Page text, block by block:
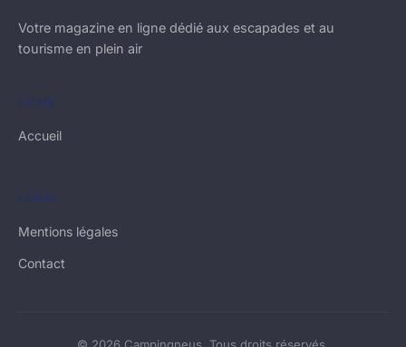
Votre magazine en ligne dédié aux escapades et au
tourisme en plein air
LIENS
Accueil
LÉGAL
Mentions légales
Contact